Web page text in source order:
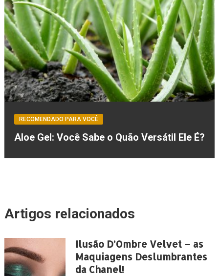
RECOMENDADO PARA VOCÊ
Aloe Gel: Você Sabe o Quão Versátil Ele É?
Artigos relacionados
Ilusão D’Ombre Velvet – as
Maquiagens Deslumbrantes
da Chanel!